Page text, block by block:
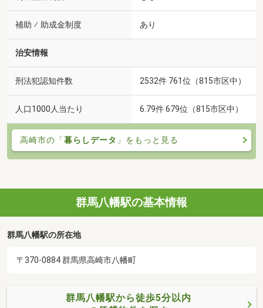
補助 ⁄ 助成金制度 あり
治安情報
刑法犯認知件数 2532件 761位（815市区中）
人口1000人当たり 6.79件 679位（815市区中）
高崎市の「暮らしデータ 」をもっと見る
群馬八幡駅の基本情報
群馬八幡駅の所在地
〒370-0884 群馬県高崎市八幡町
群馬八幡駅から徒歩5分以内